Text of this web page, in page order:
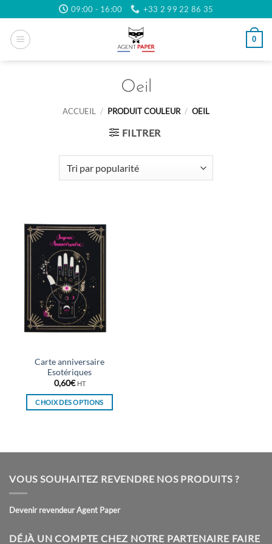
au
contenu
09:00 - 16:00 +33 2 99 22 86 35
0
Oeil
ACCUEIL / PRODUIT COULEUR / OEIL
FILTRER
Carte anniversaire
Esotériques
0,60€ HT
CHOIX DES OPTIONS
plusieurs
Les
peuvent
VOUS SOUHAITEZ REVENDRE NOS PRODUITS ?
Devenir revendeur Agent Paper
DÉJÀ UN COMPTE CHEZ NOTRE PARTENAIRE FAIRE